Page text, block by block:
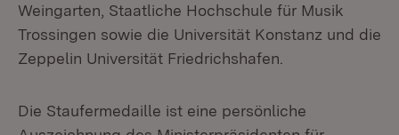
Weingarten, Staatliche Hochschule für Musik
Trossingen sowie die Universität Konstanz und die
Zeppelin Universität Friedrichshafen.
Die Staufermedaille ist eine persönliche